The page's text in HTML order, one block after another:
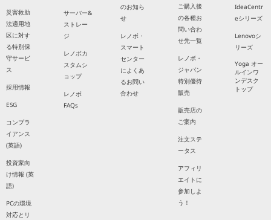
災害救助
法適用地
区に対す
る特別保
守サービ
ス
採用情報
ESG
コンプラ
イアンス
(英語)
投資家向
け情報 (英
語)
PCの環境
対応とリ
サーバー&
ストレー
ジ
レノボカ
スタムシ
ョップ
レノボ
FAQs
のお知ら
せ
レノボ・
スマート
センター
によくあ
るお問い
合わせ
ご購入後
の各種お
問い合わ
せ先一覧
レノボ・
ジャパン
特別優待
販売
販売店の
ご案内
注文ステ
ータス
アフィリ
エイトに
参加しよ
う！
IdeaCentr
eシリーズ
Lenovoシ
リーズ
Yoga オー
ルインワ
ンデスク
トップ